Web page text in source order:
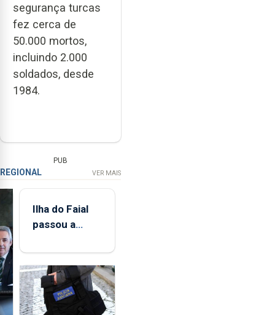
segurança turcas
fez cerca de
50.000 mortos,
incluindo 2.000
soldados, desde
1984.
PUB
REGIONAL VER MAIS
Ilha do Faial
passou a
de
monitorização
de infrassons
dos Açores